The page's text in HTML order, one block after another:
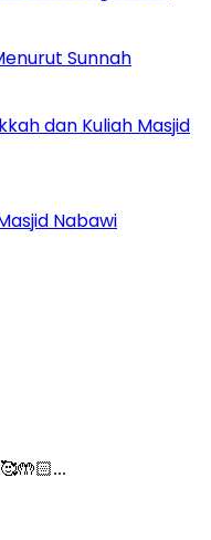
Sunnah
dan Kuliah Masjid
Nabawi